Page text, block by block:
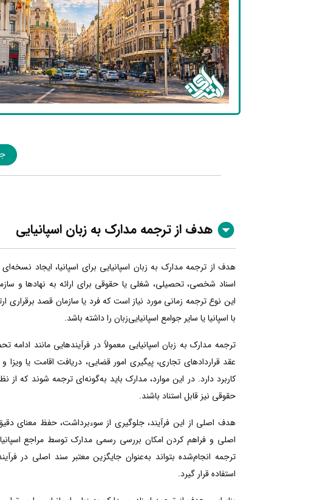
هدف از ترجمه مدارک به زبان اسپانیایی
هدف از ترجمه مدارک به زبان اسپانیایی برای اسپانیا، ایجاد
اسناد شخصی، تحصیلی، شغلی یا حقوقی برای ارائه به نهادها و
این نوع ترجمه زمانی مورد نیاز است که فرد یا سازمان قصد برقراری
با اسپانیا یا سایر جوامع اسپانیایی‌زبان را داشته باشد.
ترجمه مدارک به زبان اسپانیایی معمولاً در فرآیندهایی مانند
عقد قراردادهای تجاری، پیگیری امور قضایی، دریافت اقامت یا ویزا و
کاربرد دارد. در این موارد، مدارک باید به‌گونه‌ای ترجمه شوند که از
حقوقی نیز قابل استناد باشند.
هدف اصلی از این فرآیند، جلوگیری از سوءبرداشت، حفظ معنای
اصلی و فراهم کردن امکان بررسی رسمی مدارک توسط مراجع
ترجمه انجام‌شده بتواند به‌عنوان جایگزین معتبر سند اصلی در
استفاده قرار گیرد.